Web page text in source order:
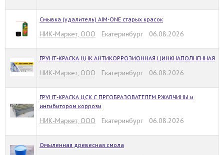
Смывка (удалитель) AIM-ONE старых красок
НИК-Маркет, ООО Екатеринбург 06.08.2026
ГРУНТ-КРАСКА ЦНК АНТИКОРРОЗИОННАЯ ЦИНКНАПОЛНЕННАЯ
НИК-Маркет, ООО Екатеринбург 06.08.2026
ГРУНТ-КРАСКА ЦСК С ПРЕОБРАЗОВАТЕЛЕМ РЖАВЧИНЫ и
ингибитором коррози
НИК-Маркет, ООО Екатеринбург 06.08.2026
Омыленная древесная смола